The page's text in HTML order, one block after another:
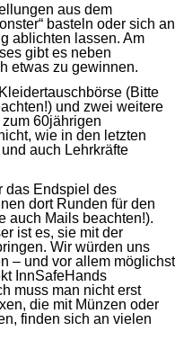
aus dem
basteln oder sich an
ablichten lassen. Am
gibt es neben
etwas zu gewinnen.
(Bitte
und zwei weitere
60jährigen
wie in den letzten
auch Lehrkräfte
das Endspiel des
dort Runden für den
auch Mails beachten!).
ist es, sie mit der
Wir würden uns
– und vor allem möglichst
InnSafeHands
muss man nicht erst
die mit Münzen oder
finden sich an vielen